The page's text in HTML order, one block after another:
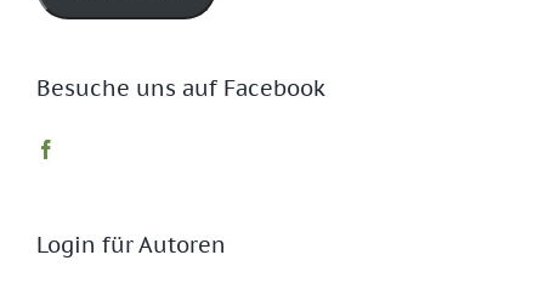
Besuche uns auf Facebook
Login für Autoren